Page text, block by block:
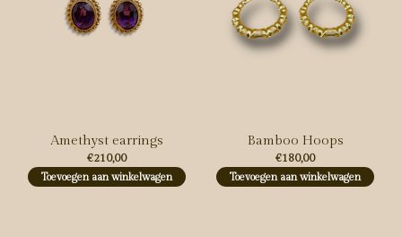
Amethyst earrings
€210,00
Toevoegen aan winkelwagen
Bamboo Hoops
€180,00
Toevoegen aan winkelwagen